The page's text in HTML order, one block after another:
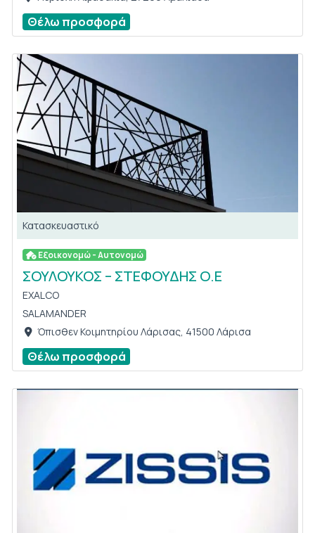
Θέλω προσφορά
Κατασκευαστικό
Εξοικονομώ - Αυτονομώ
ΣΟΥΛΟΥΚΟΣ – ΣΤΕΦΟΥΔΗΣ Ο.Ε
EXALCO
SALAMANDER
Όπισθεν Κοιμητηρίου Λάρισας, 41500 Λάρισα
Θέλω προσφορά